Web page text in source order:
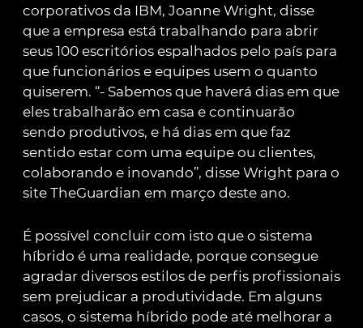
corporativos da IBM, Joanne Wright, disse
que a empresa está trabalhando para abrir
seus 100 escritórios espalhados pelo país para
que funcionários e equipes usem o quanto
quiserem. “- Sabemos que haverá dias em que
eles trabalharão em casa e continuarão
sendo produtivos, e há dias em que faz
sentido estar com uma equipe ou clientes,
colaborando e inovando”, disse Wright para o
site TheGuardian em março deste ano.
É possível concluir com isto que o sistema
híbrido é uma realidade, porque consegue
agradar diversos estilos de perfis profissionais
sem prejudicar a produtividade. Em alguns
casos, o sistema híbrido pode até melhorar a